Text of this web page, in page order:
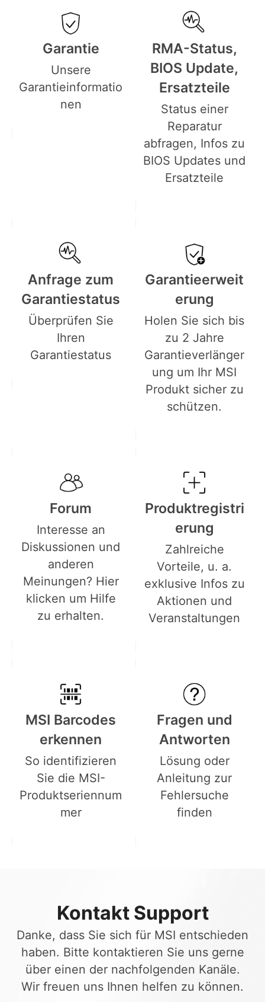
Garantie
Unsere
Garantieinformatio
nen
RMA-Status,
BIOS Update,
Ersatzteile
Status einer
Reparatur
abfragen, Infos zu
BIOS Updates und
Ersatzteile
Anfrage zum
Garantiestatus
Überprüfen Sie
Ihren
Garantiestatus
Garantieerweit
erung
Holen Sie sich bis
zu 2 Jahre
Garantieverlänger
ung um Ihr MSI
Produkt sicher zu
schützen.
Forum
Interesse an
Diskussionen und
anderen
Meinungen? Hier
klicken um Hilfe
zu erhalten.
Produktregistri
erung
Zahlreiche
Vorteile, u. a.
exklusive Infos zu
Aktionen und
Veranstaltungen
MSI Barcodes
erkennen
So identifizieren
Sie die MSI-
Produktseriennum
mer
Fragen und
Antworten
Lösung oder
Anleitung zur
Fehlersuche
finden
Kontakt Support
Danke, dass Sie sich für MSI entschieden
haben. Bitte kontaktieren Sie uns gerne
über einen der nachfolgenden Kanäle.
Wir freuen uns Ihnen helfen zu können.